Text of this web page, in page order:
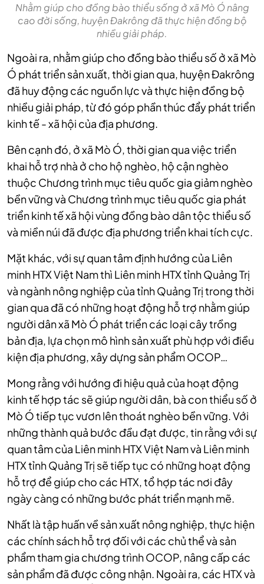
Nhằm giúp cho đồng bào thiểu sống ở xã Mò Ó nâng
cao đời sống, huyện Đakrông đã thực hiện đồng bộ
nhiều giải pháp.
Ngoài ra, nhằm giúp cho đồng bào thiểu số ở xã Mò
Ó phát triển sản xuất, thời gian qua, huyện Đakrông
đã huy động các nguồn lực và thực hiện đồng bộ
nhiều giải pháp, từ đó góp phần thúc đẩy phát triển
kinh tế - xã hội của địa phương.
Bên cạnh đó, ở xã Mò Ó, thời gian qua việc triển
khai hỗ trợ nhà ở cho hộ nghèo, hộ cận nghèo
thuộc Chương trình mục tiêu quốc gia giảm nghèo
bền vững và Chương trình mục tiêu quốc gia phát
triển kinh tế xã hội vùng đồng bào dân tộc thiểu số
và miền núi đã được địa phương triển khai tích cực.
Mặt khác, với sự quan tâm định hướng của Liên
minh HTX Việt Nam thì Liên minh HTX tỉnh Quảng Trị
và ngành nông nghiệp của tỉnh Quảng Trị trong thời
gian qua đã có những hoạt động hỗ trợ nhằm giúp
người dân xã Mò Ó phát triển các loại cây trồng
bản địa, lựa chọn mô hình sản xuất phù hợp với điều
kiện địa phương, xây dựng sản phẩm OCOP…
Mong rằng với hướng đi hiệu quả của hoạt động
kinh tế hợp tác sẽ giúp người dân, bà con thiểu số ở
Mò Ó tiếp tục vươn lên thoát nghèo bền vững. Với
những thành quả bước đầu đạt được, tin rằng với sự
quan tâm của Liên minh HTX Việt Nam và Liên minh
HTX tỉnh Quảng Trị sẽ tiếp tục có những hoạt động
hỗ trợ để giúp cho các HTX, tổ hợp tác nơi đây
ngày càng có những bước phát triển mạnh mẽ.
Nhất là tập huấn về sản xuất nông nghiệp, thực hiện
các chính sách hỗ trợ đối với các chủ thể và sản
phẩm tham gia chương trình OCOP, nâng cấp các
sản phẩm đã được công nhận. Ngoài ra, các HTX và